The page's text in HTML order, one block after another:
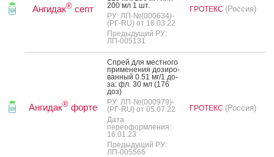
Ангидак® септ
200 мл 1 шт.
РУ: ЛП-№(000634)-
(РГ-RU) от 18.03.22
Предыдущий РУ:
ЛП-005131
ГРОТЕКС (Россия)
Ангидак® форте
Спрей для мес­тно­го
при­мене­ния до­зиро­
ван­ный 0.51 мг/1 до­
за: фл. 30 мл (176
доз)
РУ: ЛП-№(000979)-
(РГ-RU) от 05.07.22
Дата
переоформления:
16.01.23
Предыдущий РУ:
ЛП-005566
ГРОТЕКС (Россия)